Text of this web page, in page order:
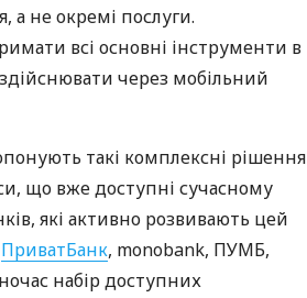
не окремі послуги.
всі основні інструменти в
через мобільний
такі комплексні рішення
що вже доступні сучасному
які активно розвивають цей
ПриватБанк, monobank, ПУМБ,
набір доступних